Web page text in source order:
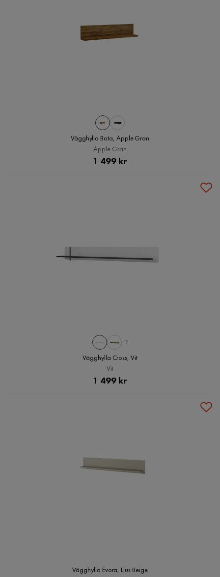
Vägghylla Bota, Apple Gran
Apple Gran
Pris
1 499 kr
+2
Vägghylla Cross, Vit
Vit
Pris
1 499 kr
Vägghylla Evora, Ljus Beige